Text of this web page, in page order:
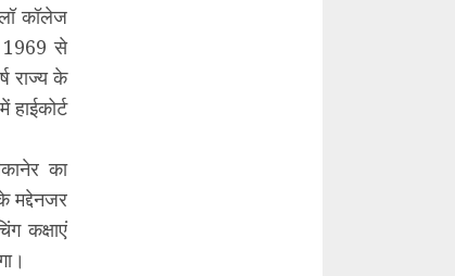
कॉलेज
1969 से
राज्य के
का
मद्देनजर
कक्षाएं